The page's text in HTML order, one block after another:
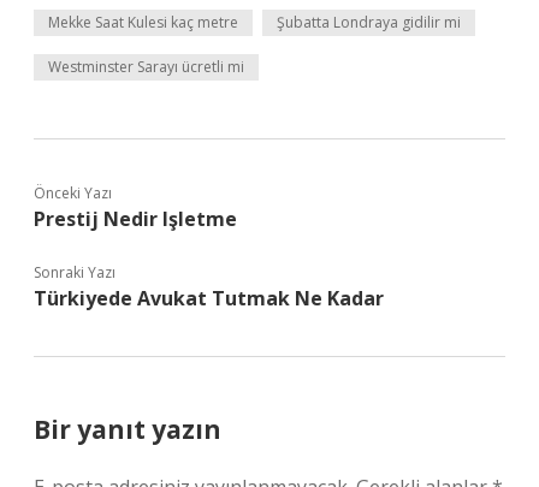
Mekke Saat Kulesi kaç metre Şubatta Londraya gidilir mi
Westminster Sarayı ücretli mi
Önceki Yazı
Prestij Nedir Işletme
Sonraki Yazı
Türkiyede Avukat Tutmak Ne Kadar
Bir yanıt yazın